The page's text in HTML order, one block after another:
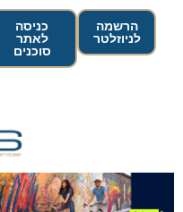
הרשמה
לניוזלטר
כניסה
לאתר
סוכנים